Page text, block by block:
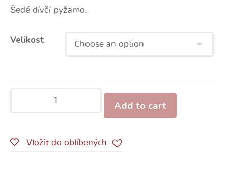
Šedé dívčí pyžamo.
Velikost
Add to cart
Vložit do oblíbených